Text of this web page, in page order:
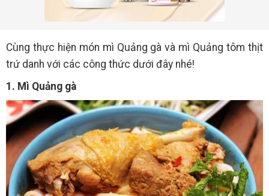
Cùng thực hiện món mì Quảng gà và mì Quảng tôm thịt
trứ danh với các công thức dưới đây nhé!
1. Mì Quảng gà